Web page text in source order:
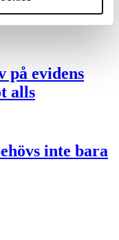
på evidens
alls
inte bara